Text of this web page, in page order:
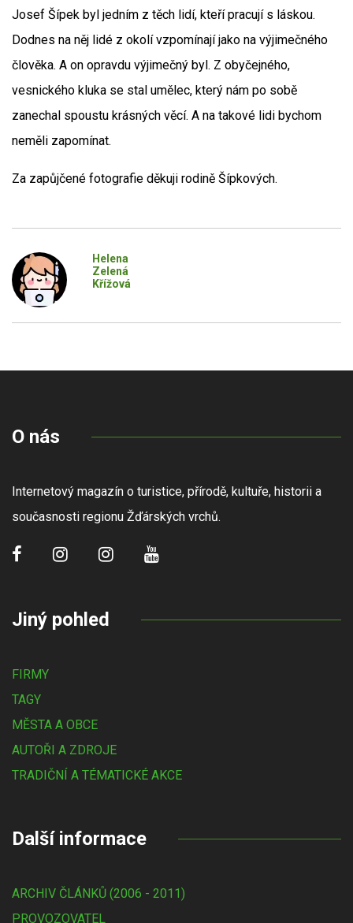
Josef Šípek byl jedním z těch lidí, kteří pracují s láskou.
Dodnes na něj lidé z okolí vzpomínají jako na výjimečného
člověka. A on opravdu výjimečný byl. Z obyčejného,
vesnického kluka se stal umělec, který nám po sobě
zanechal spoustu krásných věcí. A na takové lidi bychom
neměli zapomínat.
Za zapůjčené fotografie děkuji rodině Šípkových.
Helena
Zelená
Křížová
O nás
Internetový magazín o turistice, přírodě, kultuře, historii a
současnosti regionu Žďárských vrchů.
Jiný pohled
FIRMY
TAGY
MĚSTA A OBCE
AUTOŘI A ZDROJE
TRADIČNÍ A TÉMATICKÉ AKCE
Další informace
ARCHIV ČLÁNKŮ (2006 - 2011)
PROVOZOVATEL